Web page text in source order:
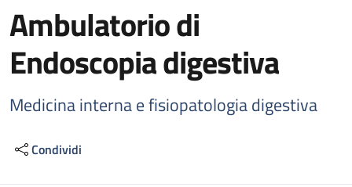
Ambulatorio di
Endoscopia digestiva
Medicina interna e fisiopatologia digestiva
Condividi